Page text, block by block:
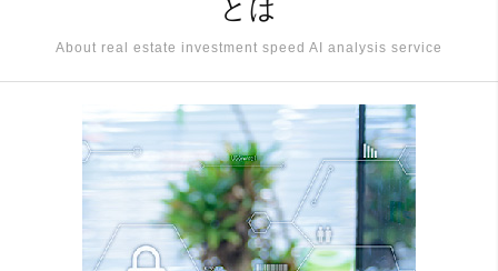
とは
About real estate investment speed AI analysis service